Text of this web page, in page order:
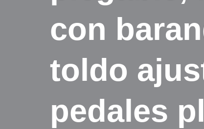
con
toldo
pedales